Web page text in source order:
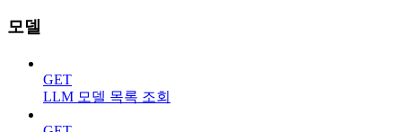
모델
GET
LLM 모델 목록 조회